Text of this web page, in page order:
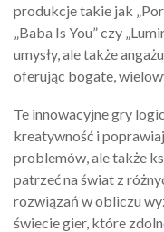
produkcje takie jak
„Baba Is You” czy
umysły, ale także
oferując bogate,
Te innowacyjne gry
kreatywność i
problemów, ale także
patrzeć na świat z
rozwiązań w obliczu
świecie gier, które